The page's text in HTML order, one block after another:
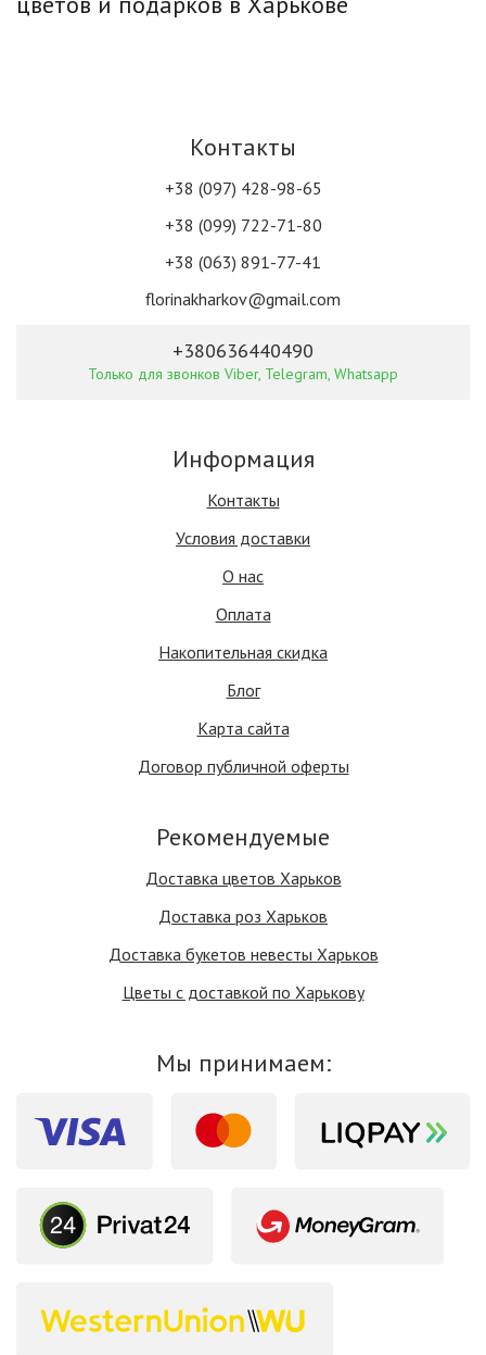
Контакты
+38 (097) 428-98-65
+38 (099) 722-71-80
+38 (063) 891-77-41
florinakharkov@gmail.com
+380636440490
Только для звонков Viber, Telegram, Whatsapp
Информация
Контакты
Условия доставки
О нас
Оплата
Накопительная скидка
Блог
Карта сайта
Договор публичной оферты
Рекомендуемые
Доставка цветов Харьков
Доставка роз Харьков
Доставка букетов невесты Харьков
Цветы с доставкой по Харькову
Мы принимаем: